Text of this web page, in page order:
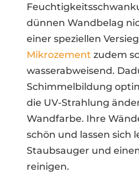
dünnen Wandbelag
einer speziellen
Mikrozement zudem
wasserabweisend.
Schimmelbildung
die UV-Strahlung
Wandfarbe. Ihre
schön und lassen sich
Staubsauger und
reinigen.